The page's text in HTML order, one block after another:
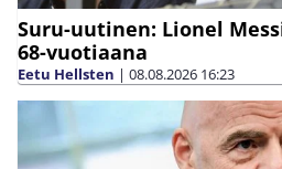
Suru-uutinen: Lionel
68-vuotiaana
Eetu Hellsten | 08.08.2026 16:23